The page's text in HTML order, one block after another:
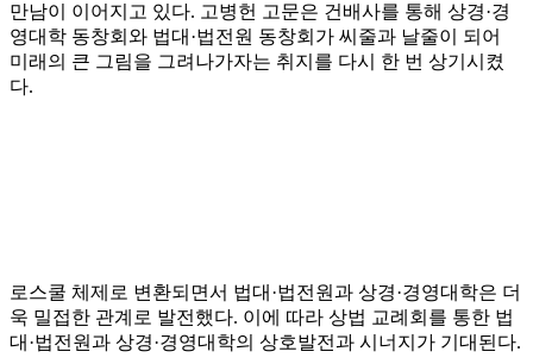
만남이 이어지고 있다. 고병헌 고문은 건배사를 통해 상경·경
영대학 동창회와 법대·법전원 동창회가 씨줄과 날줄이 되어
미래의 큰 그림을 그려나가자는 취지를 다시 한 번 상기시켰
다.
로스쿨 체제로 변환되면서 법대·법전원과 상경·경영대학은 더
욱 밀접한 관계로 발전했다. 이에 따라 상법 교례회를 통한 법
대·법전원과 상경·경영대학의 상호발전과 시너지가 기대된다.